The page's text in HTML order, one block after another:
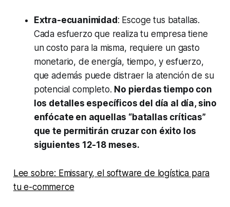
Extra-ecuanimidad: Escoge tus batallas.
Cada esfuerzo que realiza tu empresa tiene
un costo para la misma, requiere un gasto
monetario, de energía, tiempo, y esfuerzo,
que además puede distraer la atención de su
potencial completo. No pierdas tiempo con
los detalles específicos del día al día, sino
enfócate en aquellas “batallas críticas”
que te permitirán cruzar con éxito los
siguientes 12-18 meses.
Lee sobre: Emissary, el software de logística para
tu e-commerce